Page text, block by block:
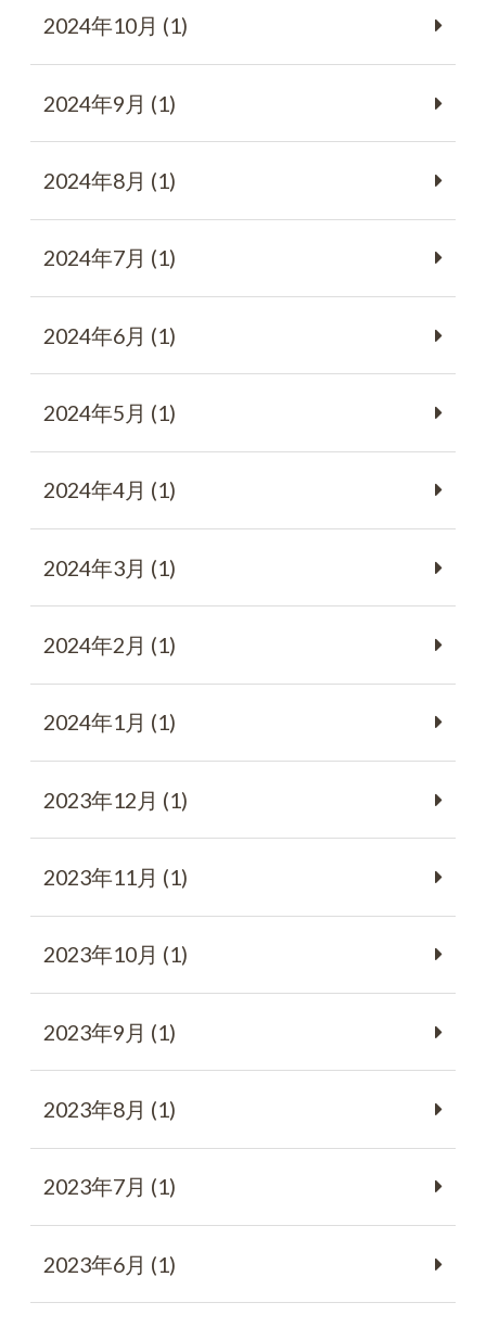
2024年10月 (1)
2024年9月 (1)
2024年8月 (1)
2024年7月 (1)
2024年6月 (1)
2024年5月 (1)
2024年4月 (1)
2024年3月 (1)
2024年2月 (1)
2024年1月 (1)
2023年12月 (1)
2023年11月 (1)
2023年10月 (1)
2023年9月 (1)
2023年8月 (1)
2023年7月 (1)
2023年6月 (1)